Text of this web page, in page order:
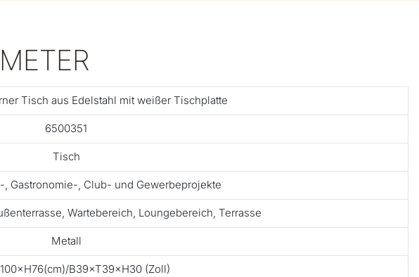
Tisch aus Edelstahl mit weißer Tischplatte
6500351
Tisch
, Gastronomie-, Club- und Gewerbeprojekte
Wartebereich, Loungebereich, Terrasse
Metall
B39×T39×H30 (Zoll)